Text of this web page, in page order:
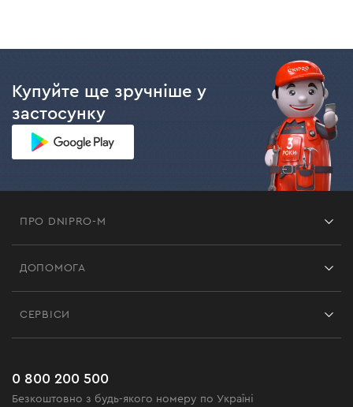
Купуйте ще зручніше у
застосунку
ПРО DNIPRO-M
Чорна п'ятниця
ДОПОМОГА
Поширені запитання
СЕРВІСИ
0 800 200 500
Безкоштовно з будь-якого номеру по Україні